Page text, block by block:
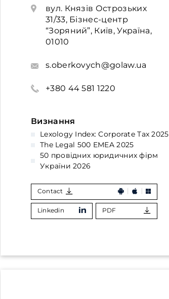
вул. Князів Острозьких
31/33, Бізнес-центр
“Зоряний”, Київ, Україна,
01010
s.oberkovych@golaw.ua
+380 44 581 1220
Визнання
Lexology Index: Corporate Tax 2025
The Legal 500 EMEA 2025
50 провідних юридичних фірм
України 2026
Contact
Linkedin PDF